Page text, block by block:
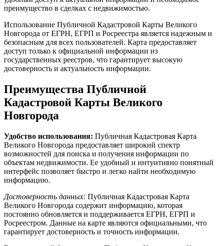
преимущество в сделках с недвижимостью.
Использование Публичной Кадастровой Карты Великого
Новгорода от ЕГРН, ЕГРП и Росреестра является надежным и
безопасным для всех пользователей. Карта предоставляет
доступ только к официальной информации из
государственных реестров, что гарантирует высокую
достоверность и актуальность информации.
Преимущества Публичной
Кадастровой Карты Великого
Новгорода
Удобство использования: Публичная Кадастровая Карта
Великого Новгорода предоставляет широкий спектр
возможностей для поиска и получения информации по
объектам недвижимости. Ее удобный и интуитивно понятный
интерфейс позволяет быстро и легко найти необходимую
информацию.
Достоверность данных: Публичная Кадастровая Карта
Великого Новгорода содержит информацию, которая
постоянно обновляется и поддерживается ЕГРН, ЕГРП и
Росреестром. Данные на карте являются официальными, что
гарантирует достоверность и точность информации.